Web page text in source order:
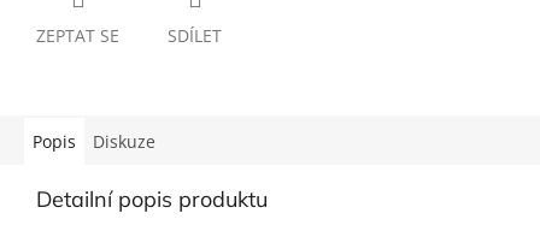
ZEPTAT SE SDÍLET
Popis Diskuze
Detailní popis produktu